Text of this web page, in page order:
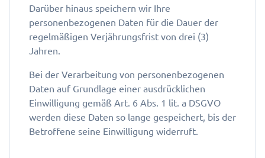
Darüber hinaus speichern wir Ihre
personenbezogenen Daten für die Dauer der
regelmäßigen Verjährungsfrist von drei (3)
Jahren.
Bei der Verarbeitung von personenbezogenen
Daten auf Grundlage einer ausdrücklichen
Einwilligung gemäß Art. 6 Abs. 1 lit. a DSGVO
werden diese Daten so lange gespeichert, bis der
Betroffene seine Einwilligung widerruft.